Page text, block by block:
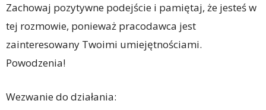
Zachowaj pozytywne podejście i pamiętaj, że jesteś w
tej rozmowie, ponieważ pracodawca jest
zainteresowany Twoimi umiejętnościami.
Powodzenia!
Wezwanie do działania: